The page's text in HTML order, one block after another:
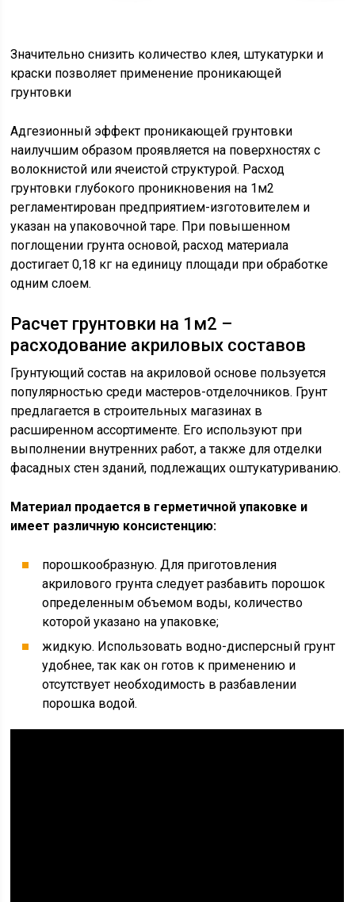
Значительно снизить количество клея, штукатурки и
краски позволяет применение проникающей
грунтовки
Адгезионный эффект проникающей грунтовки
наилучшим образом проявляется на поверхностях с
волокнистой или ячеистой структурой. Расход
грунтовки глубокого проникновения на 1м2
регламентирован предприятием-изготовителем и
указан на упаковочной таре. При повышенном
поглощении грунта основой, расход материала
достигает 0,18 кг на единицу площади при обработке
одним слоем.
Расчет грунтовки на 1м2 –
расходование акриловых составов
Грунтующий состав на акриловой основе пользуется
популярностью среди мастеров-отделочников. Грунт
предлагается в строительных магазинах в
расширенном ассортименте. Его используют при
выполнении внутренних работ, а также для отделки
фасадных стен зданий, подлежащих оштукатуриванию.
Материал продается в герметичной упаковке и
имеет различную консистенцию:
порошкообразную. Для приготовления
акрилового грунта следует разбавить порошок
определенным объемом воды, количество
которой указано на упаковке;
жидкую. Использовать водно-дисперсный грунт
удобнее, так как он готов к применению и
отсутствует необходимость в разбавлении
порошка водой.